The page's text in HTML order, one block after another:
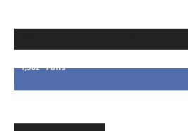
1,382 Fans